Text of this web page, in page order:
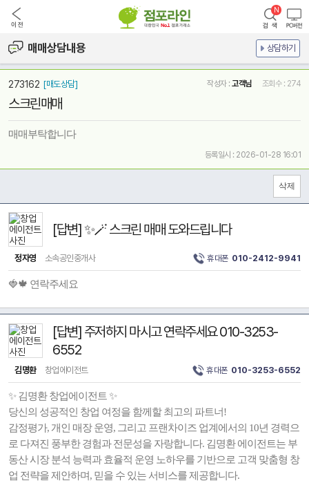
매매상담내용 상담하기
273162 [매도상담] 작성자 : 고객님 조회수 : 274
스크린매매
매매부탁합니다
등록일시 : 2026-01-28 16:01
[답변] ✨🪄 스크린 매매 도와드립니다
정자영 소속공인중개사 휴대폰 010-2412-9941
🍓🍁 연락주세요
[답변] 주저하지 마시고 연락주세요 010-3253-
6552
김명환 창업에이전트 휴대폰 010-3253-6552
✨ 김명환 창업에이전트 ✨
당신의 성공적인 창업 여정을 함께할 최고의 파트너!
감정평가, 개인 매장 운영, 그리고 프랜차이즈 업계에서의 10년 경력으
로 다져진 풍부한 경험과 전문성을 자랑합니다. 김명환 에이전트는 부
동산 시장 분석 능력과 효율적 운영 노하우를 기반으로 고객 맞춤형 창
업 전략을 제안하며, 믿을 수 있는 서비스를 제공합니다.